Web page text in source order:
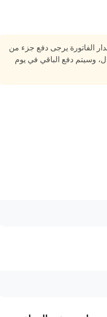
يرجى دفع جزء من
دفع الباقي في يوم